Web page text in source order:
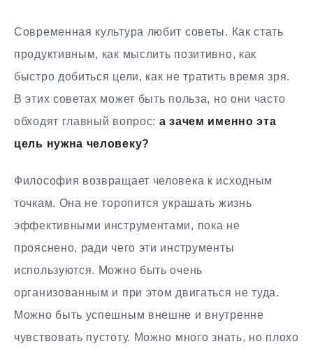
Современная культура любит советы. Как стать
продуктивным, как мыслить позитивно, как
быстро добиться цели, как не тратить время зря.
В этих советах может быть польза, но они часто
обходят главный вопрос: а зачем именно эта
цель нужна человеку?
Философия возвращает человека к исходным
точкам. Она не торопится украшать жизнь
эффективными инструментами, пока не
прояснено, ради чего эти инструменты
используются. Можно быть очень
организованным и при этом двигаться не туда.
Можно быть успешным внешне и внутренне
чувствовать пустоту. Можно много знать, но плохо